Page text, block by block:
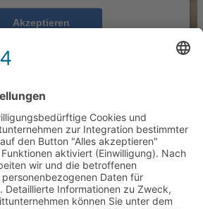
Akzeptieren
Consent Management
anderen Plattformen